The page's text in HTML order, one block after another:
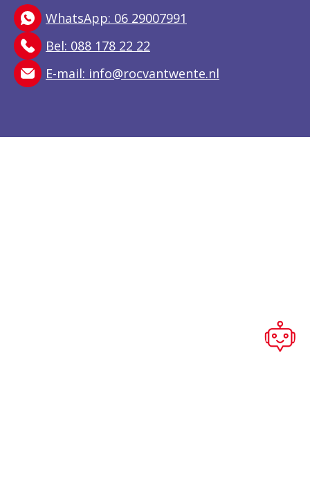
WhatsApp: 06 29007991
Bel: 088 178 22 22
E-mail: info@rocvantwente.nl